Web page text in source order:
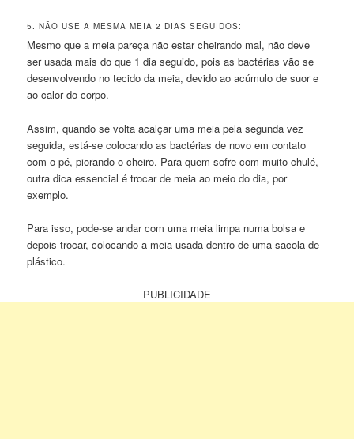
5. NÃO USE A MESMA MEIA 2 DIAS SEGUIDOS:
Mesmo que a meia pareça não estar cheirando mal, não deve
ser usada mais do que 1 dia seguido, pois as bactérias vão se
desenvolvendo no tecido da meia, devido ao acúmulo de suor e
ao calor do corpo.
Assim, quando se volta acalçar uma meia pela segunda vez
seguida, está-se colocando as bactérias de novo em contato
com o pé, piorando o cheiro. Para quem sofre com muito chulé,
outra dica essencial é trocar de meia ao meio do dia, por
exemplo.
Para isso, pode-se andar com uma meia limpa numa bolsa e
depois trocar, colocando a meia usada dentro de uma sacola de
plástico.
PUBLICIDADE